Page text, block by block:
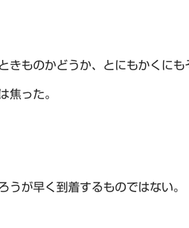
きものかどうか、とにもかくにも
焦った。
うが早く到着するものではない。